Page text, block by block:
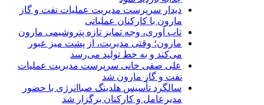
دیدار سرپرست مدیریت عملیات نفت و گاز
مارون با کارکنان عملیاتی
تاب آوری، وجه تمایز تازه پتروشیمی مارون
مارون؛ وقتی مدیریت، از پشت میز عبور
می‌کند و به خط تولید می‌رسد
علی صفی خانی سرپرست مدیریت عملیات
نفت و گاز مارون شد
سالگرد تأسیس هلدینگ صباانرژی با حضور
مدیرعامل و کارکنان برگزار شد